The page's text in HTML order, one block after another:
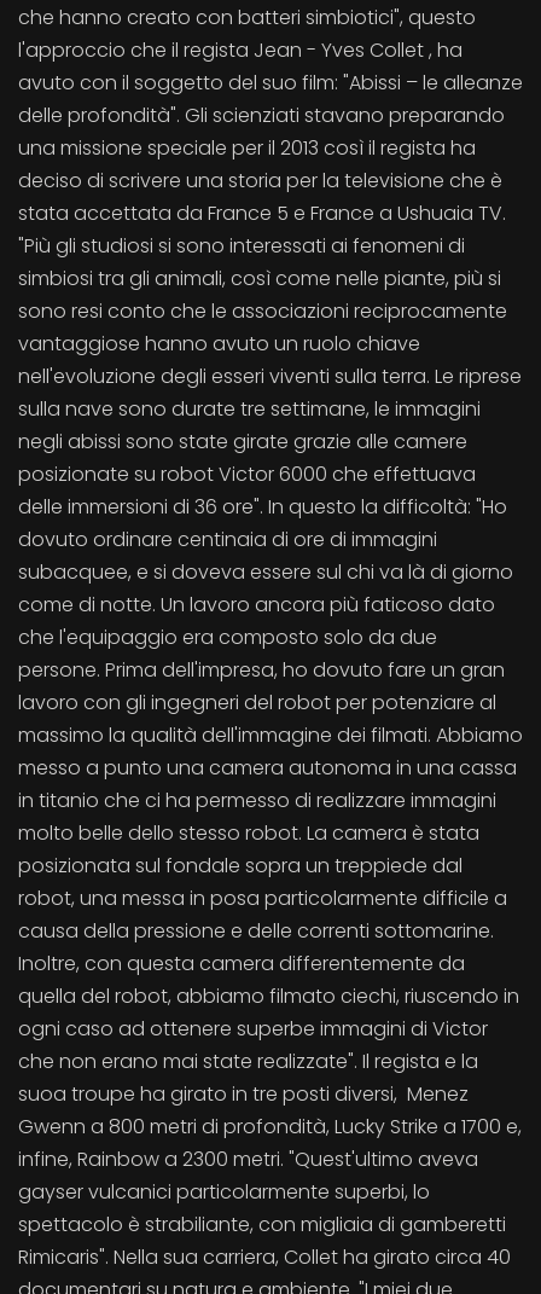
che hanno creato con batteri simbiotici", questo
l'approccio che il regista Jean - Yves Collet , ha
avuto con il soggetto del suo film: "Abissi – le alleanze
delle profondità". Gli scienziati stavano preparando
una missione speciale per il 2013 così il regista ha
deciso di scrivere una storia per la televisione che è
stata accettata da France 5 e France a Ushuaia TV.
"Più gli studiosi si sono interessati ai fenomeni di
simbiosi tra gli animali, così come nelle piante, più si
sono resi conto che le associazioni reciprocamente
vantaggiose hanno avuto un ruolo chiave
nell'evoluzione degli esseri viventi sulla terra. Le riprese
sulla nave sono durate tre settimane, le immagini
negli abissi sono state girate grazie alle camere
posizionate su robot Victor 6000 che effettuava
delle immersioni di 36 ore". In questo la difficoltà: "Ho
dovuto ordinare centinaia di ore di immagini
subacquee, e si doveva essere sul chi va là di giorno
come di notte. Un lavoro ancora più faticoso dato
che l'equipaggio era composto solo da due
persone. Prima dell'impresa, ho dovuto fare un gran
lavoro con gli ingegneri del robot per potenziare al
massimo la qualità dell'immagine dei filmati. Abbiamo
messo a punto una camera autonoma in una cassa
in titanio che ci ha permesso di realizzare immagini
molto belle dello stesso robot. La camera è stata
posizionata sul fondale sopra un treppiede dal
robot, una messa in posa particolarmente difficile a
causa della pressione e delle correnti sottomarine.
Inoltre, con questa camera differentemente da
quella del robot, abbiamo filmato ciechi, riuscendo in
ogni caso ad ottenere superbe immagini di Victor
che non erano mai state realizzate". Il regista e la
suoa troupe ha girato in tre posti diversi, Menez
Gwenn a 800 metri di profondità, Lucky Strike a 1700 e,
infine, Rainbow a 2300 metri. "Quest'ultimo aveva
gayser vulcanici particolarmente superbi, lo
spettacolo è strabiliante, con migliaia di gamberetti
Rimicaris". Nella sua carriera, Collet ha girato circa 40